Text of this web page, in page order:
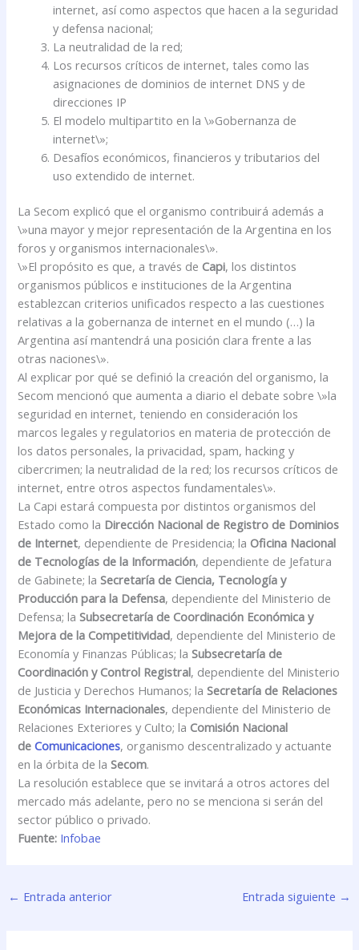
internet, así como aspectos que hacen a la seguridad
y defensa nacional;
La neutralidad de la red;
Los recursos críticos de internet, tales como las
asignaciones de dominios de internet DNS y de
direcciones IP
El modelo multipartito en la \»Gobernanza de
internet\»;
Desafíos económicos, financieros y tributarios del
uso extendido de internet.
La Secom explicó que el organismo contribuirá además a
\»una mayor y mejor representación de la Argentina en los
foros y organismos internacionales\».
\»El propósito es que, a través de Capi, los distintos
organismos públicos e instituciones de la Argentina
establezcan criterios unificados respecto a las cuestiones
relativas a la gobernanza de internet en el mundo (…) la
Argentina así mantendrá una posición clara frente a las
otras naciones\».
Al explicar por qué se definió la creación del organismo, la
Secom mencionó que aumenta a diario el debate sobre \»la
seguridad en internet, teniendo en consideración los
marcos legales y regulatorios en materia de protección de
los datos personales, la privacidad, spam, hacking y
cibercrimen; la neutralidad de la red; los recursos críticos de
internet, entre otros aspectos fundamentales\».
La Capi estará compuesta por distintos organismos del
Estado como la Dirección Nacional de Registro de Dominios
de Internet, dependiente de Presidencia; la Oficina Nacional
de Tecnologías de la Información, dependiente de Jefatura
de Gabinete; laSecretaría de Ciencia, Tecnología y
Producción para la Defensa, dependiente del Ministerio de
Defensa; laSubsecretaría de Coordinación Económica y
Mejora de la Competitividad, dependiente del Ministerio de
Economía y Finanzas Públicas; la Subsecretaría de
Coordinación y Control Registral, dependiente del Ministerio
de Justicia y Derechos Humanos; laSecretaría de Relaciones
Económicas Internacionales, dependiente del Ministerio de
Relaciones Exteriores y Culto; la Comisión Nacional
deComunicaciones, organismo descentralizado y actuante
en la órbita de laSecom.
La resolución establece que se invitará a otros actores del
mercado más adelante, pero no se menciona si serán del
sector público o privado.
Fuente: Infobae
← Entrada anterior Entrada siguiente →